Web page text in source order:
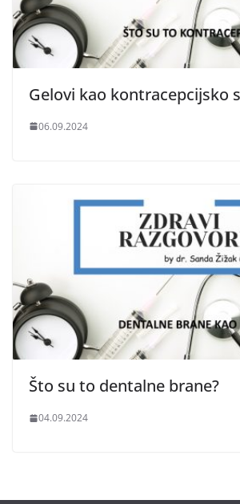
Gelovi kao kontracepcijsko
06.09.2024
Što su to dentalne brane?
04.09.2024